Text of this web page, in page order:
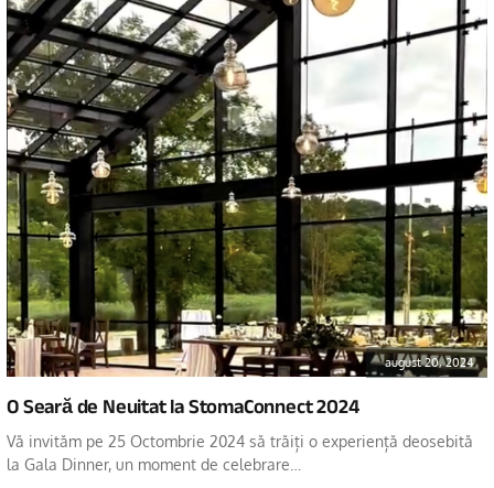
august 20, 2024
O Seară de Neuitat la StomaConnect 2024
Vă invităm pe 25 Octombrie 2024 să trăiți o experiență deosebită
la Gala Dinner, un moment de celebrare…